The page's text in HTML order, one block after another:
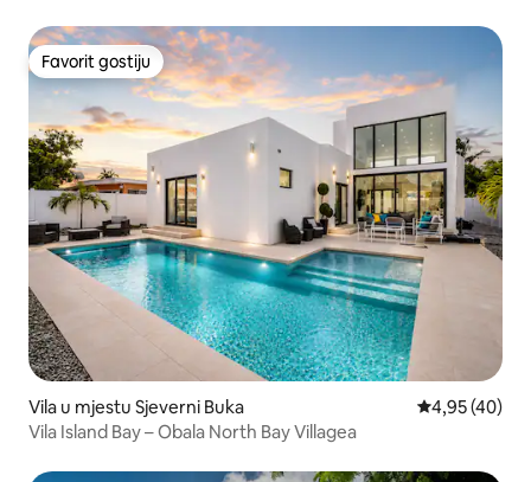
Favorit gostiju
Favorit gostiju
Vila u mjestu Sjeverni Buka Prosječna
4,95 (40)
Vila Island Bay – Obala North Bay Villagea